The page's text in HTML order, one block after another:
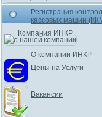
Регистрация
кассовых машин
Компания ИНКР
О компании ИНКР
Цены на Услуги
Вакансии